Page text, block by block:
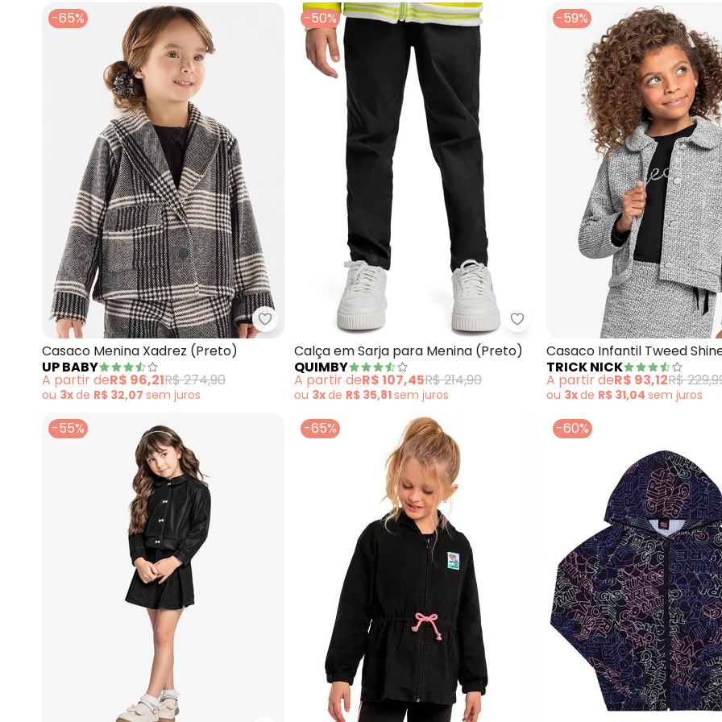
-65%
Up Baby - Casaco Menina Xadrez (Preto)
Casaco Menina Xadrez (Preto)
UP BABY
A partir deR$ 96,21R$ 274,90
ou 3xde R$ 32,07 sem juros
-50%
Quimby - Calça em Sarja para
Calça em Sarja para Menina (Preto)
QUIMBY
A partir deR$ 107,45R$ 214,90
ou 3xde R$ 35,81sem juros
-59%
Casaco Infantil Tweed
TRICK NICK
A partir deR$ 93,12R$
ou 3xde R$ 31,04 sem juros
-55% -65% -60%